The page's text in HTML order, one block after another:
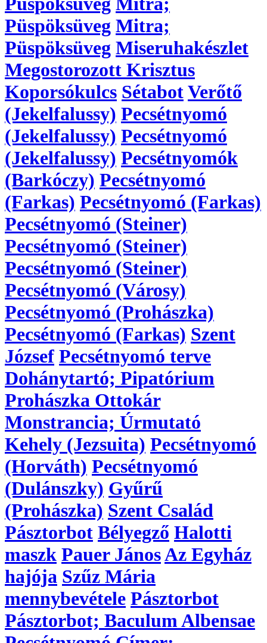
Püspöksüveg Mitra;
Püspöksüveg Miseruhakészlet
Megostorozott Krisztus
Koporsókulcs SétabotVerőtő
(Jekelfalussy) Pecsétnyomó
(Jekelfalussy) Pecsétnyomó
(Jekelfalussy) Pecsétnyomók
(Barkóczy) Pecsétnyomó
(Farkas) Pecsétnyomó (Farkas)
Pecsétnyomó (Steiner)
Pecsétnyomó (Steiner)
Pecsétnyomó (Steiner)
Pecsétnyomó (Városy)
Pecsétnyomó (Prohászka)
Pecsétnyomó (Farkas) Szent
József Pecsétnyomó terve
Dohánytartó; Pipatórium
Prohászka Ottokár
Monstrancia; Úrmutató
Kehely (Jezsuita) Pecsétnyomó
(Horváth) Pecsétnyomó
(Dulánszky) Gyűrű
(Prohászka) Szent Család
Pásztorbot Bélyegző Halotti
maszk Pauer JánosAz Egyház
hajója Szűz Mária
mennybevétele Pásztorbot
Pásztorbot; Baculum Albensae